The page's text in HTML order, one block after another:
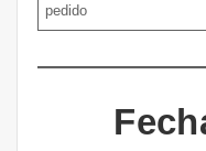
pedido